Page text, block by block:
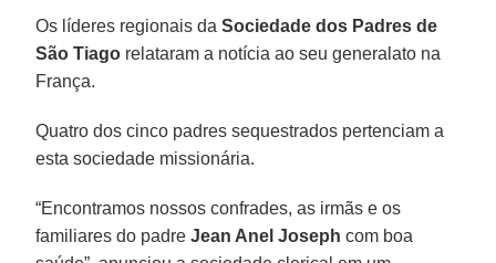
Os líderes regionais daSociedade dos Padres de
São Tiago relataram a notícia ao seu generalato na
França.
Quatro dos cinco padres sequestrados pertenciam a
esta sociedade missionária.
“Encontramos nossos confrades, as irmãs e os
familiares do padreJean Anel Joseph com boa